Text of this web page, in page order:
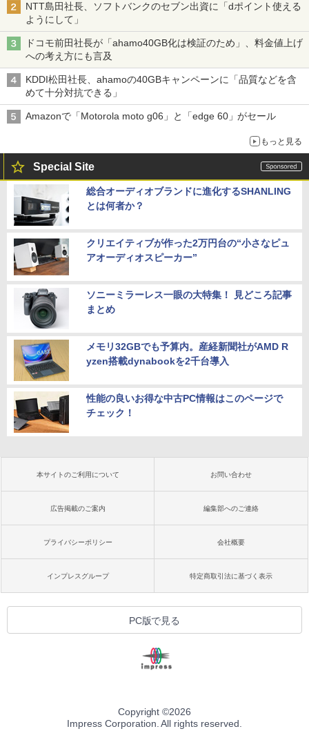
NTT島田社長、ソフトバンクのセブン出資に「dポイント使える
ようにして」
ドコモ前田社長が「ahamo40GB化は検証のため」、料金値上げ
への考え方にも言及
KDDI松田社長、ahamoの40GBキャンペーンに「品質などを含
めて十分対抗できる」
Amazonで「Motorola moto g06」と「edge 60」がセール
もっと見る
Special Site
総合オーディオブランドに進化するSHANLING
とは何者か？
クリエイティブが作った2万円台の“小さなピュ
アオーディオスピーカー”
ソニーミラーレス一眼の大特集！ 見どころ記事
まとめ
メモリ32GBでも予算内。産経新聞社がAMD R
yzen搭載dynabookを2千台導入
性能の良いお得な中古PC情報はこのページで
チェック！
本サイトのご利用について お問い合わせ
広告掲載のご案内 編集部へのご連絡
プライバシーポリシー 会社概要
インプレスグループ 特定商取引法に基づく表示
PC版で見る
Copyright ©2026
Impress Corporation. All rights reserved.